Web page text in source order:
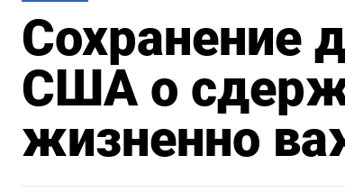
Сохранение
США о
жизненно